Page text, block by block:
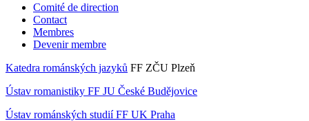
Comité de direction
Contact
Membres
Devenir membre
Katedra románských jazyků FF ZČU Plzeň
Ústav romanistiky FF JU České Budějovice
Ústav románských studií FF UK Praha